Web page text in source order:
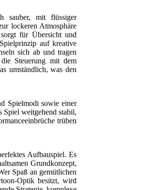
sauber, mit flüssiger
lockeren Atmosphäre
für Übersicht und
auf kreative
sich ab und tragen
Steuerung mit dem
umständlich, was den
Spielmodi sowie einer
Spiel weitgehend stabil,
trüben
Aufbauspiel. Es
Grundkonzept,
Spaß an gemütlichen
Optik besitzt, wird